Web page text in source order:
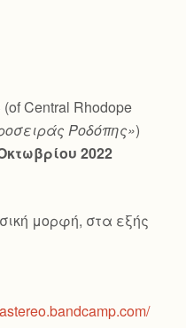
(of Central Rhodope
Ροδόπης»)
2022
μορφή, στα εξής